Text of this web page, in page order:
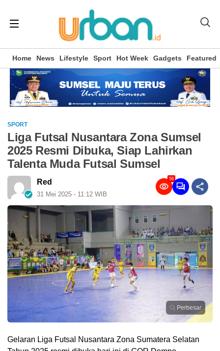
Home News Lifestyle Sport Hot Week Gadgets Featured
SPORT
Liga Futsal Nusantara Zona Sumsel
2025 Resmi Dibuka, Siap Lahirkan
Talenta Muda Futsal Sumsel
Red
31 Mei 2025 - 11:12 WIB
56
Perbesar
Gelaran Liga Futsal Nusantara Zona Sumatera Selatan